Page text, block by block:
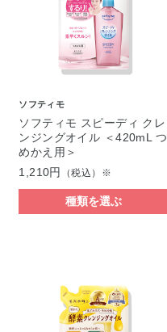
ソフティモ
ソフティモ スピーディ クレ
ンジングオイル ＜420mL つ
めかえ用＞
1,210円
（税込）※
種類を選ぶ